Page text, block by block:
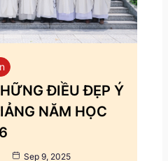
ĐIỀU ĐẸP Ý
NĂM HỌC
Sep 9, 2025